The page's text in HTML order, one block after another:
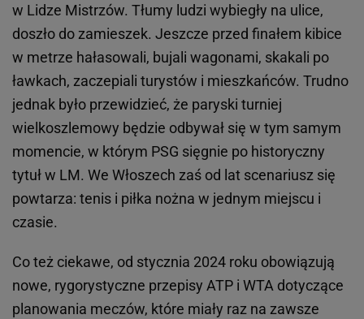
w Lidze Mistrzów. Tłumy ludzi wybiegły na ulice,
doszło do zamieszek. Jeszcze przed finałem kibice
w metrze hałasowali, bujali wagonami, skakali po
ławkach, zaczepiali turystów i mieszkańców. Trudno
jednak było przewidzieć, że paryski turniej
wielkoszlemowy będzie odbywał się w tym samym
momencie, w którym PSG sięgnie po historyczny
tytuł w LM. We Włoszech zaś od lat scenariusz się
powtarza: tenis i piłka nożna w jednym miejscu i
czasie.
Co też ciekawe, od stycznia 2024 roku obowiązują
nowe, rygorystyczne przepisy ATP i WTA dotyczące
planowania meczów, które miały raz na zawsze